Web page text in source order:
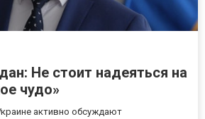
Не стоит надеяться на
чудо»
активно обсуждают